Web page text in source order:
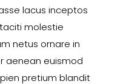
lacus inceptos
molestie
netus ornare in
aenean euismod
pretium blandit